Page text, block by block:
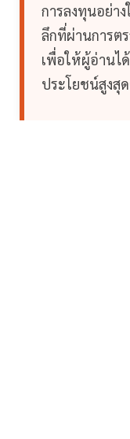
การลงทุนอย่า
ลึกที่ผ่านการต
เพื่อให้ผู้อ่านไ
ประโยชน์สูงสุ